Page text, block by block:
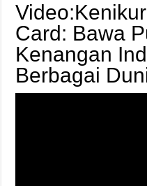
Card: Bawa
Kenangan
Berbagai